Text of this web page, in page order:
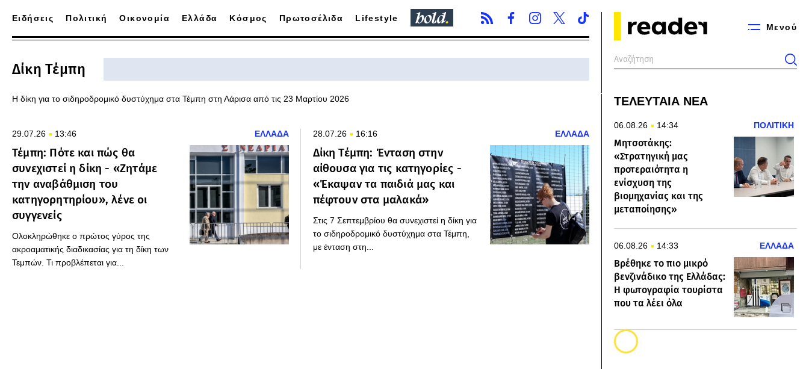
Μενού
Ειδήσεις Πολιτική Οικονομία Ελλάδα Κόσμος Πρωτοσέλιδα Lifestyle
Δίκη Τέμπη
Η δίκη για το σιδηροδρομικό δυστύχημα στα Τέμπη στη Λάρισα από τις 23 Μαρτίου 2026
29.07.26 13:46 ΕΛΛΑΔΑ
Τέμπη: Πότε και πώς θα
συνεχιστεί η δίκη - «Ζητάμε
την αναβάθμιση του
κατηγορητηρίου», λένε οι
συγγενείς
Ολοκληρώθηκε ο πρώτος γύρος της
ακροαματικής διαδικασίας για τη δίκη των
Τεμπών. Τι προβλέπεται για...
28.07.26 16:16 ΕΛΛΑΔΑ
Δίκη Τέμπη: Ένταση στην
αίθουσα για τις κατηγορίες -
«Έκαψαν τα παιδιά μας και
πέφτουν στα μαλακά»
Στις 7 Σεπτεμβρίου θα συνεχιστεί η δίκη για
το σιδηροδρομικό δυστύχημα στα Τέμπη,
με ένταση στη...
ΤΕΛΕΥΤΑΙΑ ΝΕΑ
06.08.26 14:34 ΠΟΛΙΤΙΚΗ
Μητσοτάκης:
«Στρατηγική μας
προτεραιότητα η
ενίσχυση της
βιομηχανίας και της
μεταποίησης»
06.08.26 14:33 ΕΛΛΑΔΑ
Βρέθηκε το πιο μικρό
βενζινάδικο της Ελλάδας:
Η φωτογραφία τουρίστα
που τα λέει όλα